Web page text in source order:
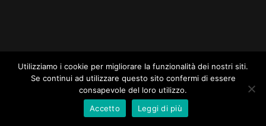
Utilizziamo i cookie per migliorare la funzionalità dei nostri siti.
Se continui ad utilizzare questo sito confermi di essere
consapevole del loro utilizzo.
Accetto
Leggi di più